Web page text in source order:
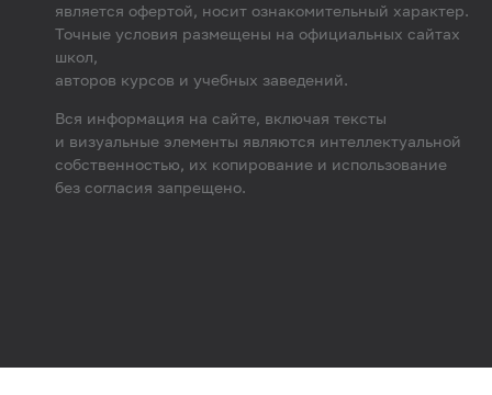
является офертой, носит ознакомительный характер.
Точные условия размещены на официальных сайтах
школ,
авторов курсов и учебных заведений.
Вся информация на сайте, включая тексты
и визуальные элементы являются интеллектуальной
собственностью, их копирование и использование
без согласия запрещено.